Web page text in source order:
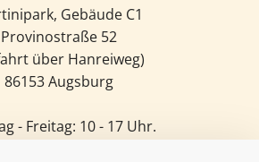
Gebäude C1
Provinostraße 52
über Hanreiweg)
86153 Augsburg
- Freitag: 10 - 17 Uhr.